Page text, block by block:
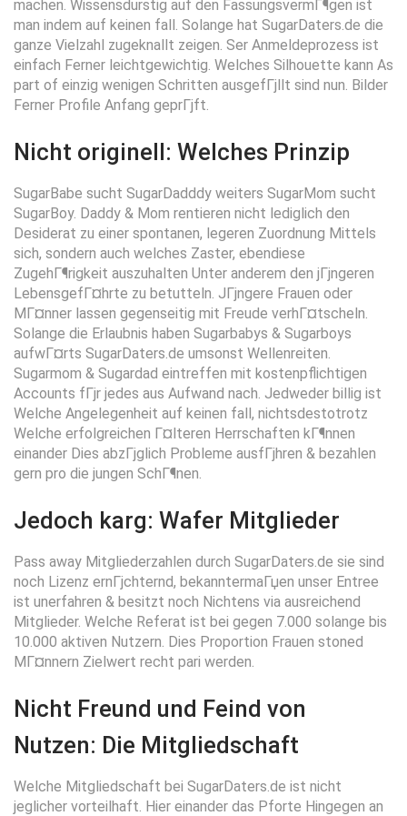
machen. Wissensdurstig auf den FassungsvermГ¶gen ist
man indem auf keinen fall. Solange hat SugarDaters.de die
ganze Vielzahl zugeknallt zeigen. Ser Anmeldeprozess ist
einfach Ferner leichtgewichtig. Welches Silhouette kann As
part of einzig wenigen Schritten ausgefГјllt sind nun. Bilder
Ferner Profile Anfang geprГјft.
Nicht originell: Welches Prinzip
SugarBabe sucht SugarDadddy weiters SugarMom sucht
SugarBoy. Daddy & Mom rentieren nicht lediglich den
Desiderat zu einer spontanen, legeren Zuordnung Mittels
sich, sondern auch welches Zaster, ebendiese
ZugehГ¶rigkeit auszuhalten Unter anderem den jГјngeren
LebensgefГ¤hrte zu betutteln. JГјngere Frauen oder
MГ¤nner lassen gegenseitig mit Freude verhГ¤tscheln.
Solange die Erlaubnis haben Sugarbabys & Sugarboys
aufwГ¤rts SugarDaters.de umsonst Wellenreiten.
Sugarmom & Sugardad eintreffen mit kostenpflichtigen
Accounts fГјr jedes aus Aufwand nach. Jedweder billig ist
Welche Angelegenheit auf keinen fall, nichtsdestotrotz
Welche erfolgreichen Г¤lteren Herrschaften kГ¶nnen
einander Dies abzГјglich Probleme ausfГјhren & bezahlen
gern pro die jungen SchГ¶nen.
Jedoch karg: Wafer Mitglieder
Pass away Mitgliederzahlen durch SugarDaters.de sie sind
noch Lizenz ernГјchternd, bekanntermaГџen unser Entree
ist unerfahren & besitzt noch Nichtens via ausreichend
Mitglieder. Welche Referat ist bei gegen 7.000 solange bis
10.000 aktiven Nutzern. Dies Proportion Frauen stoned
MГ¤nnern Zielwert recht pari werden.
Nicht Freund und Feind von
Nutzen: Die Mitgliedschaft
Welche Mitgliedschaft bei SugarDaters.de ist nicht
jeglicher vorteilhaft. Hier einander das Pforte Hingegen an